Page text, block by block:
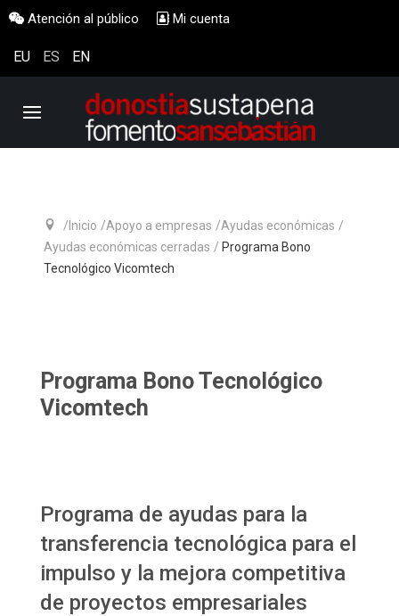
Atención al público Mi cuenta
EU ES EN
Inicio Apoyo a empresas
Ayudas económicas
Ayudas económicas cerradas
Programa Bono
Tecnológico Vicomtech
Programa Bono Tecnológico
Vicomtech
Programa de ayudas para la
transferencia tecnológica para el
impulso y la mejora competitiva
de proyectos empresariales